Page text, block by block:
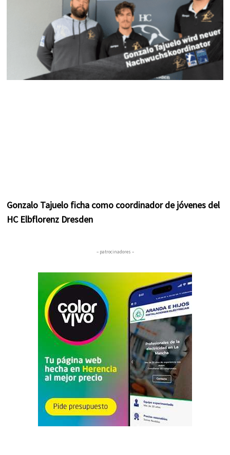
Gonzalo Tajuelo ficha como coordinador de jóvenes del
HC Elbflorenz Dresden
– patrocinadores –